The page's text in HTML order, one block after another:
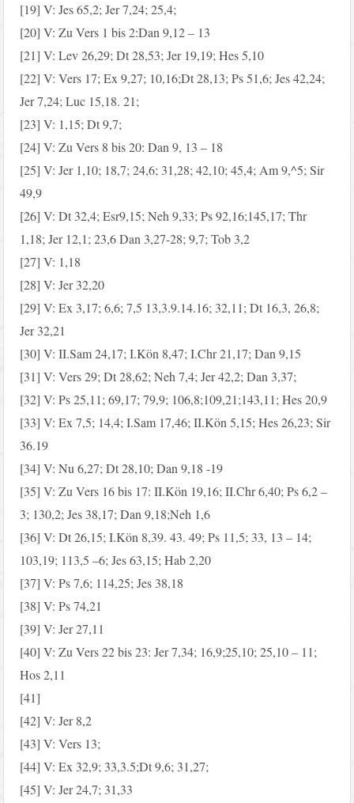
[19] V: Jes 65,2; Jer 7,24; 25,4;
[20] V: Zu Vers 1 bis 2:Dan 9,12 – 13
[21] V: Lev 26,29; Dt 28,53; Jer 19,19; Hes 5,10
[22] V: Vers 17; Ex 9,27; 10,16;Dt 28,13; Ps 51,6; Jes 42,24;
Jer 7,24; Luc 15,18. 21;
[23] V: 1,15; Dt 9,7;
[24] V: Zu Vers 8 bis 20: Dan 9, 13 – 18
[25] V: Jer 1,10; 18,7; 24,6; 31,28; 42,10; 45,4; Am 9,^5; Sir
49,9
[26] V: Dt 32,4; Esr9,15; Neh 9,33; Ps 92,16;145,17; Thr
1,18; Jer 12,1; 23,6 Dan 3,27-28; 9,7; Tob 3,2
[27] V: 1,18
[28] V: Jer 32,20
[29] V: Ex 3,17; 6,6; 7,5 13,3.9.14.16; 32,11; Dt 16,3, 26,8;
Jer 32,21
[30] V: II.Sam 24,17; I.Kön 8,47; I.Chr 21,17; Dan 9,15
[31] V: Vers 29; Dt 28,62; Neh 7,4; Jer 42,2; Dan 3,37;
[32] V: Ps 25,11; 69,17; 79,9; 106,8;109,21;143,11; Hes 20,9
[33] V: Ex 7,5; 14,4; I.Sam 17,46; II.Kön 5,15; Hes 26,23; Sir
36.19
[34] V: Nu 6,27; Dt 28,10; Dan 9,18 -19
[35] V: Zu Vers 16 bis 17: II.Kön 19,16; II.Chr 6,40; Ps 6,2 –
3; 130,2; Jes 38,17; Dan 9,18;Neh 1,6
[36] V: Dt 26,15; I.Kön 8,39. 43. 49; Ps 11,5; 33, 13 – 14;
103,19; 113,5 –6; Jes 63,15; Hab 2,20
[37] V: Ps 7,6; 114,25; Jes 38,18
[38] V: Ps 74,21
[39] V: Jer 27,11
[40] V: Zu Vers 22 bis 23: Jer 7,34; 16,9;25,10; 25,10 – 11;
Hos 2,11
[41]
[42] V: Jer 8,2
[43] V: Vers 13;
[44] V: Ex 32,9; 33,3.5;Dt 9,6; 31,27;
[45] V: Jer 24,7; 31,33